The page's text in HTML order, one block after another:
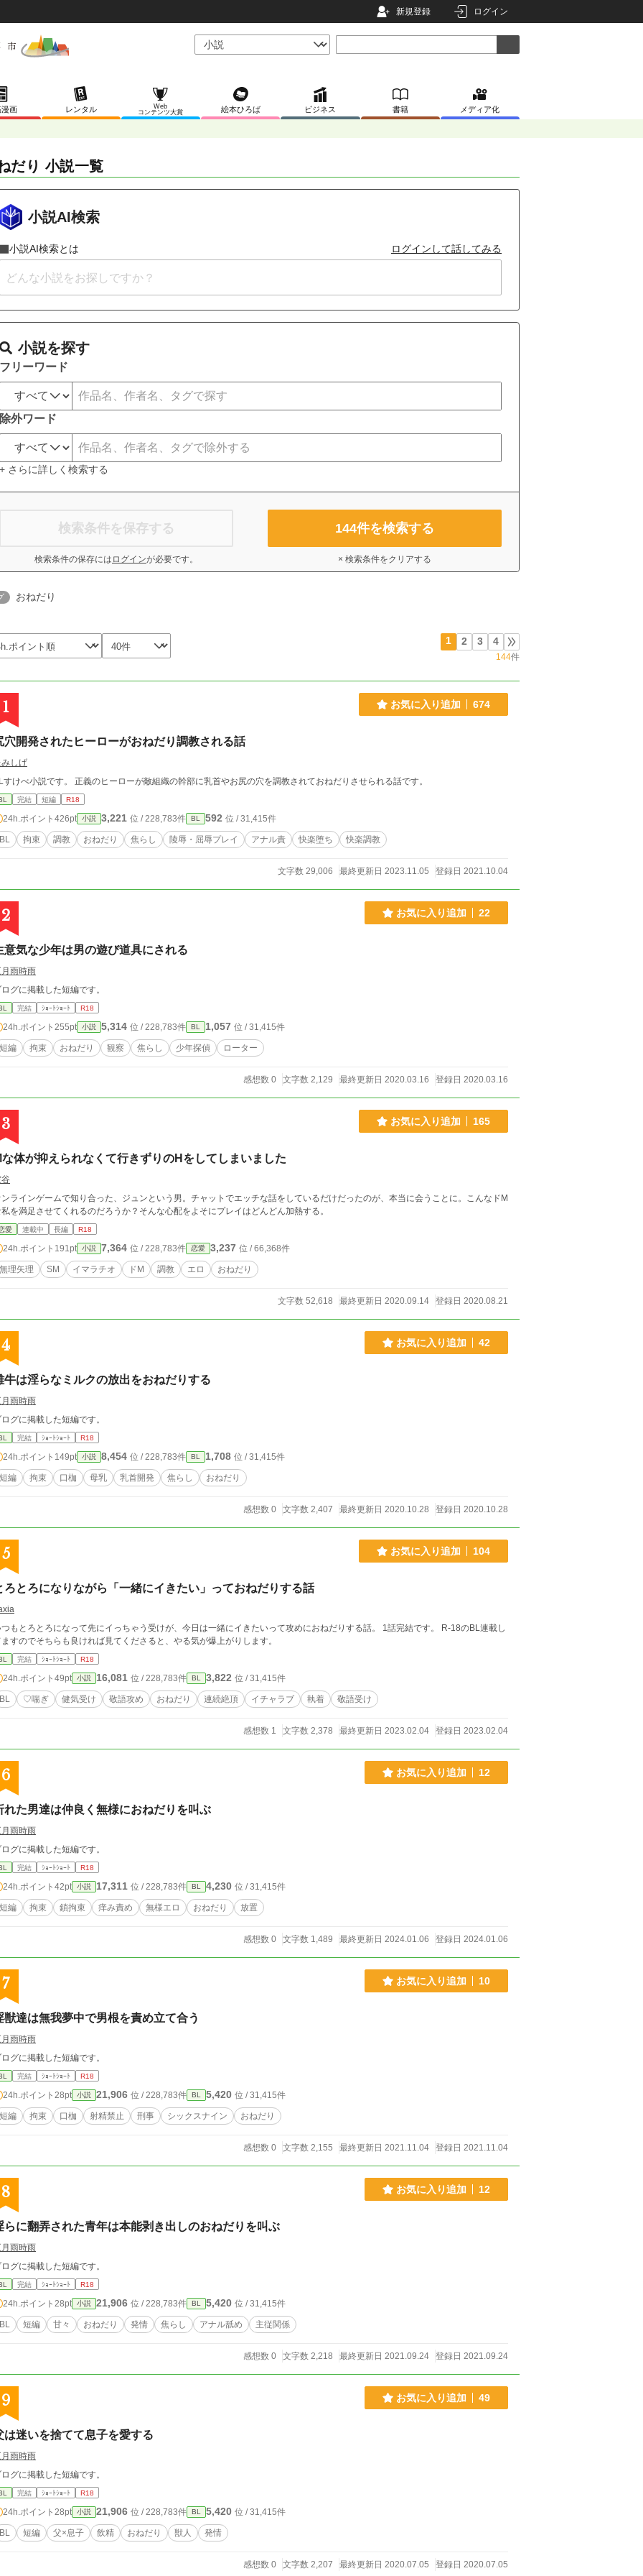
新規登録 ログイン
画 レンタル
Web
コンテンツ大賞
絵本ひろば ビジネス 書籍 メディア化
だり 小説一覧
小説AI検索
小説AI検索とは ログインして話してみる
小説を探す
フリーワード
除外ワード
+ さらに詳しく検索する
検索条件を保存する
検索条件の保存には ログインが必要です。
144件を検索する
× 検索条件をクリアする
おねだり
1 2 3 4
144件
1 お気に入り追加 674
穴開発されたヒーローがおねだり調教される話
しげ
すけべ小説です。 正義のヒーローが敵組織の幹部に乳首やお尻の穴を調教されておねだりさせられる話です。
完結 短編 R18
24h.ポイント 426pt 小説 3,221 位 / 228,783件 BL 592 位 / 31,415件
BL 拘束 調教 おねだり 焦らし 陵辱・屈辱プレイ アナル責 快楽堕ち 快楽調教
文字数 29,006 最終更新日 2023.11.05 登録日 2021.10.04
2 お気に入り追加 22
意気な少年は男の遊び道具にされる
雨時雨
グに掲載した短編です。
完結 ｼｮｰﾄｼｮｰﾄ R18
24h.ポイント 255pt 小説 5,314 位 / 228,783件 BL 1,057 位 / 31,415件
短編 拘束 おねだり 観察 焦らし 少年探偵 ローター
感想数 0 文字数 2,129 最終更新日 2020.03.16 登録日 2020.03.16
3 お気に入り追加 165
な体が抑えられなくて行きずりのHをしてしまいました
ラインゲームで知り合った、ジュンという男。チャットでエッチな話をしているだけだったのが、本当に会うことに。こんなドM
を満足させてくれるのだろうか？そんな心配をよそにプレイはどんどん加熱する。
愛 連載中 長編 R18
24h.ポイント 191pt 小説 7,364 位 / 228,783件 恋愛 3,237 位 / 66,368件
無理矢理 SM イマラチオ ドM 調教 エロ おねだり
文字数 52,618 最終更新日 2020.09.14 登録日 2020.08.21
4 お気に入り追加 42
牛は淫らなミルクの放出をおねだりする
雨時雨
グに掲載した短編です。
完結 ｼｮｰﾄｼｮｰﾄ R18
24h.ポイント 149pt 小説 8,454 位 / 228,783件 BL 1,708 位 / 31,415件
短編 拘束 口枷 母乳 乳首開発 焦らし おねだり
感想数 0 文字数 2,407 最終更新日 2020.10.28 登録日 2020.10.28
5 お気に入り追加 104
ろとろになりながら「一緒にイきたい」っておねだりする話
もとろとろになって先にイっちゃう受けが、今日は一緒にイきたいって攻めにおねだりする話。 1話完結です。 R-18のBL連載し
すのでそちらも良ければ見てくださると、やる気が爆上がりします。
完結 ｼｮｰﾄｼｮｰﾄ R18
24h.ポイント 49pt 小説 16,081 位 / 228,783件 BL 3,822 位 / 31,415件
BL ♡喘ぎ 健気受け 敬語攻め おねだり 連続絶頂 イチャラブ 執着 敬語受け
感想数 1 文字数 2,378 最終更新日 2023.02.04 登録日 2023.02.04
6 お気に入り追加 12
れた男達は仲良く無様におねだりを叫ぶ
雨時雨
グに掲載した短編です。
完結 ｼｮｰﾄｼｮｰﾄ R18
24h.ポイント 42pt 小説 17,311 位 / 228,783件 BL 4,230 位 / 31,415件
短編 拘束 鎖拘束 痒み責め 無様エロ おねだり 放置
感想数 0 文字数 1,489 最終更新日 2024.01.06 登録日 2024.01.06
7 お気に入り追加 10
獣達は無我夢中で男根を責め立て合う
雨時雨
グに掲載した短編です。
完結 ｼｮｰﾄｼｮｰﾄ R18
24h.ポイント 28pt 小説 21,906 位 / 228,783件 BL 5,420 位 / 31,415件
短編 拘束 口枷 射精禁止 刑事 シックスナイン おねだり
感想数 0 文字数 2,155 最終更新日 2021.11.04 登録日 2021.11.04
8 お気に入り追加 12
らに翻弄された青年は本能剥き出しのおねだりを叫ぶ
雨時雨
グに掲載した短編です。
完結 ｼｮｰﾄｼｮｰﾄ R18
24h.ポイント 28pt 小説 21,906 位 / 228,783件 BL 5,420 位 / 31,415件
BL 短編 甘々 おねだり 発情 焦らし アナル舐め 主従関係
感想数 0 文字数 2,218 最終更新日 2021.09.24 登録日 2021.09.24
9 お気に入り追加 49
は迷いを捨てて息子を愛する
雨時雨
グに掲載した短編です。
完結 ｼｮｰﾄｼｮｰﾄ R18
24h.ポイント 28pt 小説 21,906 位 / 228,783件 BL 5,420 位 / 31,415件
BL 短編 父×息子 飲精 おねだり 獣人 発情
感想数 0 文字数 2,207 最終更新日 2020.07.05 登録日 2020.07.05